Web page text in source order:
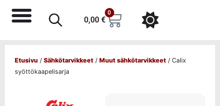
0,00 €
0
Etusivu / Sähkötarvikkeet / Muut sähkötarvikkeet / Calix
syöttökaapelisarja